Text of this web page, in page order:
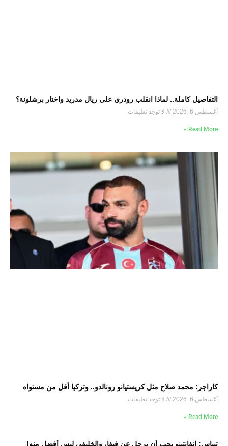
التفاصيل كاملة.. لماذا انقلب رودري على ريال مدريد واختار برشلونة؟
أغسطس 6, 2026 لا توجد تعليقات
Read More »
كاراجر: محمد صلاح مثل كريستيانو رونالدو.. وتركيا أقل من مستواه
أغسطس 6, 2026 لا توجد تعليقات
Read More »
تيباس: إنفانتينو يجب أن يرحل عن فيفا، والخليفي ليس أفضل منه!